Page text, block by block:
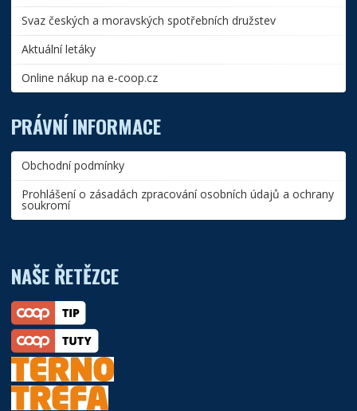
Svaz českých a moravských spotřebních družstev
Aktuální letáky
Online nákup na e-coop.cz
PRÁVNÍ INFORMACE
Obchodní podmínky
Prohlášení o zásadách zpracování osobních údajů a ochrany
soukromí
NAŠE ŘETĚZCE